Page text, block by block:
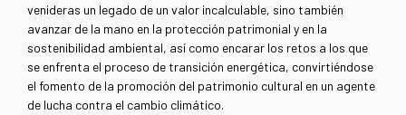
venideras un legado de un valor incalculable, sino también
avanzar de la mano en la protección patrimonial y en la
sostenibilidad ambiental, así como encarar los retos a los que
se enfrenta el proceso de transición energética, convirtiéndose
el fomento de la promoción del patrimonio cultural en un agente
de lucha contra el cambio climático.